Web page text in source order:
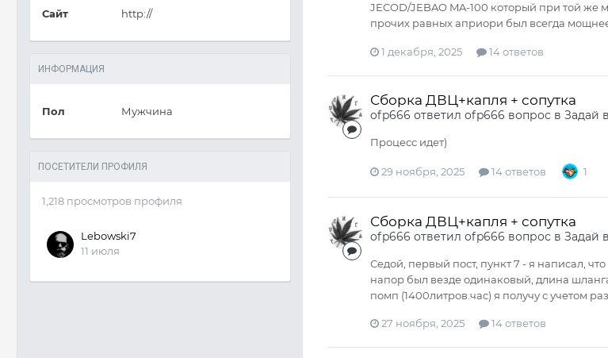
Сайт http://
ИНФОРМАЦИЯ
Пол Мужчина
ПОСЕТИТЕЛИ ПРОФИЛЯ
1,218 просмотров профиля
Lebowski7
11 июля
JECOD/JEBAO MA-100 который при той
прочих равных априори был всегда
1 декабря, 2025 14 ответов
Сборка ДВЦ+капля + сопутка
ofp666 ответил ofp666 вопрос в Задай
Процесс идет)
29 ноября, 2025 14 ответов 1
Сборка ДВЦ+капля + сопутка
ofp666 ответил ofp666 вопрос в Задай
Седой, первый пост, пункт 7 - я написал,
напор был везде одинаковый, длина
помп (1400литров.час) я получу с учетом
27 ноября, 2025 14 ответов